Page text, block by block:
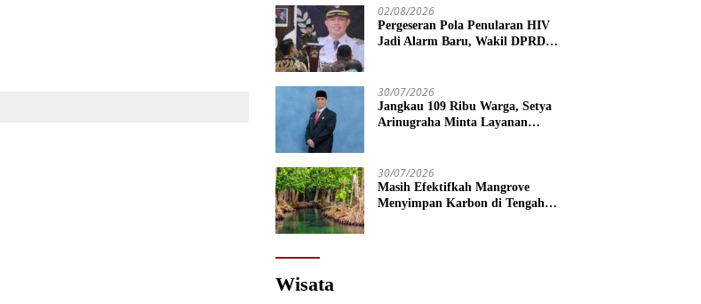
02/08/2026
Pergeseran Pola Penularan HIV
Jadi Alarm Baru, Wakil DPRD
30/07/2026
Jangkau 109 Ribu Warga, Setya
Arinugraha Minta Layanan
30/07/2026
Masih Efektifkah Mangrove
Menyimpan Karbon di Tengah
Wisata